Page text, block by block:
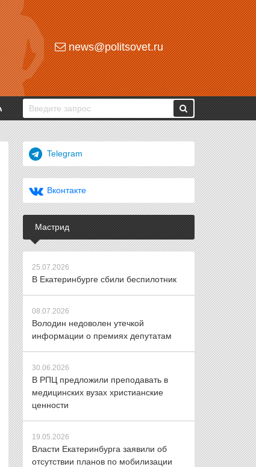
news@politsovet.ru
Telegram
Вконтакте
Мастрид
25.07.2026
В Екатеринбурге сбили беспилотник
08.07.2026
Володин недоволен утечкой
информации о премиях депутатам
30.06.2026
В РПЦ предложили преподавать в
медицинских вузах христианские
ценности
19.05.2026
Власти Екатеринбурга заявили об
отсутствии планов по мобилизации